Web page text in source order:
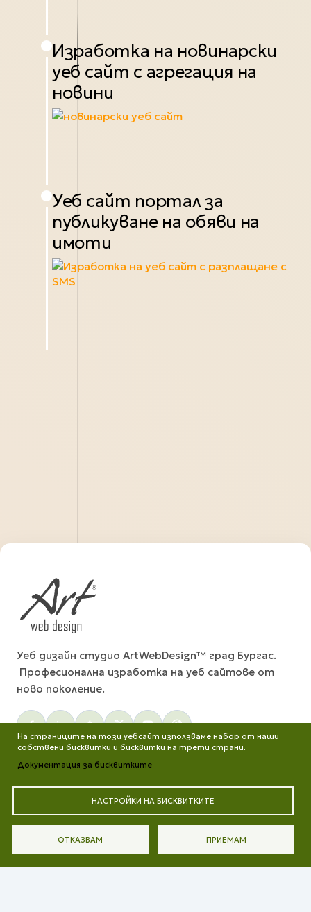
Изработка на новинарски
уеб сайт с агрегация на
новини
Уеб сайт портал за
публикуване на обяви на
имоти
Уеб дизайн студио ArtWebDesign™ град Бургас.
Професионална изработка на уеб сайтове от
ново поколение.
Social menu
На страниците на този уебсайт използваме набор от наши
собствени бисквитки и бисквитки на трети страни.
Документация за бисквитките
НАСТРОЙКИ НА БИСКВИТКИТЕ
ОТКАЗВАМ ПРИЕМАМ
office@artwebdesign.bg
ТЕЛЕФОН: